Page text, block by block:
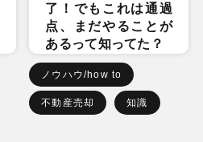
了！でもこれは通過
点、まだやることが
あるって知ってた？
ノウハウ/how to
不動産売却 知識